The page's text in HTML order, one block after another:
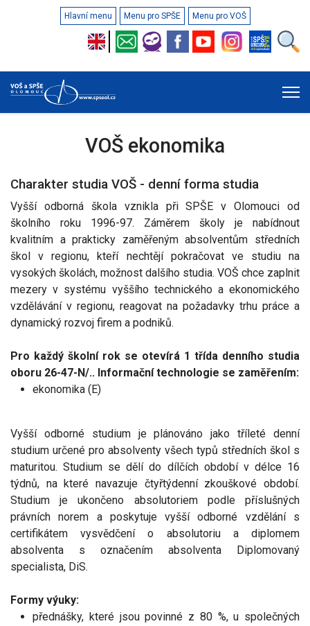
Hlavní menu Menu pro SPŠE Menu pro VOŠ
VOŠ ekonomika
Charakter studia VOŠ - denní forma studia
Vyšší odborná škola vznikla při SPŠE v Olomouci od
školního roku 1996-97. Záměrem školy je nabídnout
kvalitním a prakticky zaměřeným absolventům středních
škol v regionu, kteří nechtějí pokračovat ve studiu na
vysokých školách, možnost dalšího studia. VOŠ chce zaplnit
mezery v systému vyššího technického a ekonomického
vzdělávání v regionu, reagovat na požadavky trhu práce a
dynamický rozvoj firem a podniků.
Pro každý školní rok se otevírá 1 třída denního studia
oboru 26-47-N/.. Informační technologie se zaměřením:
ekonomika (E)
Vyšší odborné studium je plánováno jako tříleté denní
studium určené pro absolventy všech typů středních škol s
maturitou. Studium se dělí do dílčích období v délce 16
týdnů, na které navazuje čtyřtýdenní zkouškové období.
Studium je ukončeno absolutoriem podle příslušných
právních norem a poskytuje vyšší odborné vzdělání s
certifikátem vysvědčení o absolutoriu a diplomem
absolventa s označením absolventa Diplomovaný
specialista, DiS.
Formy výuky:
přednášky, které jsou povinné z 80 %, u společných